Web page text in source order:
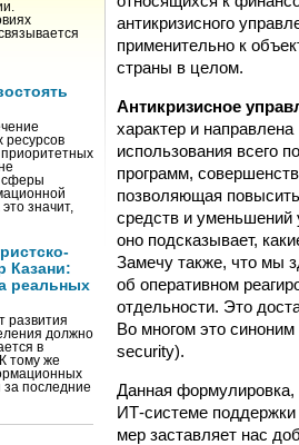
ресурсов
сферы
значит,
Казани:
реальных
развития
должно
в
тому же
за последние
антикризисного
применительно к
страны в целом.
Антикризисное
характер и
использования всего
программ,
позволяющая
средств и
оно подсказывает,
Замечу также, что мы
об оперативном
отдельности. Это
Во многом это
security).
Данная формулировка,
ИТ-системе поддержки
мер заставляет нас